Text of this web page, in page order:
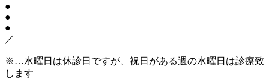
●
●
●
／
※…水曜日は休診日ですが、祝日がある週の水曜日は診療致
します